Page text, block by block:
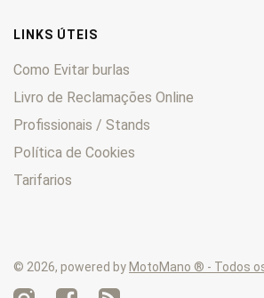
M 0
QuadRacer 0
QuadRunner 0
Quadsport 0
RE 0
RF 0
RK 0
0
LINKS ÚTEIS
Como Evitar burlas
Livro de Reclamações Online
Profissionais / Stands
Política de Cookies
Tarifarios
© 2026, powered by MotoMano ® - Todos